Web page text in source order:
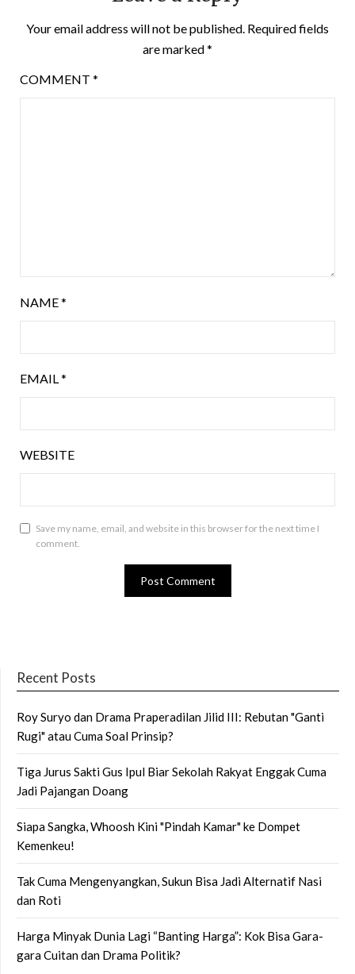
Your email address will not be published. Required fields
are marked*
COMMENT *
NAME*
EMAIL*
WEBSITE
Save my name, email, and website in this browser for the next time I
comment.
Recent Posts
Roy Suryo dan Drama Praperadilan Jilid III: Rebutan "Ganti
Rugi" atau Cuma Soal Prinsip?
Tiga Jurus Sakti Gus Ipul Biar Sekolah Rakyat Enggak Cuma
Jadi Pajangan Doang
Siapa Sangka, Whoosh Kini "Pindah Kamar" ke Dompet
Kemenkeu!
Tak Cuma Mengenyangkan, Sukun Bisa Jadi Alternatif Nasi
dan Roti
Harga Minyak Dunia Lagi “Banting Harga”: Kok Bisa Gara-
gara Cuitan dan Drama Politik?